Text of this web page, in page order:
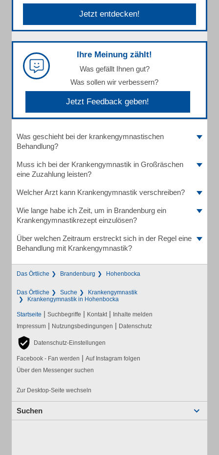
Jetzt entdecken!
Ihre Meinung zählt!
Was gefällt Ihnen gut?
Was sollen wir verbessern?
Jetzt Feedback geben!
Was geschieht bei der krankengymnastischen
Behandlung?
Muss ich bei der Krankengymnastik in Großräschen
eine Zuzahlung leisten?
Welcher Arzt kann Krankengymnastik verschreiben?
Wie lange habe ich Zeit, um in Brandenburg ein
Krankengymnastikrezept einzulösen?
Über welchen Zeitraum erstreckt sich in der Regel eine
Behandlung mit Krankengymnastik?
Das Örtliche Brandenburg Hohenbocka
Das Örtliche Suche
Krankengymnastik
Krankengymnastik in Hohenbocka
Startseite | Suchbegriffe | Kontakt | Inhalte melden
Impressum | Nutzungsbedingungen | Datenschutz
Datenschutz-Einstellungen
Facebook - Fan werden | Auf Instagram folgen
Über den Messenger suchen
Zur Desktop-Seite wechseln
Suchen